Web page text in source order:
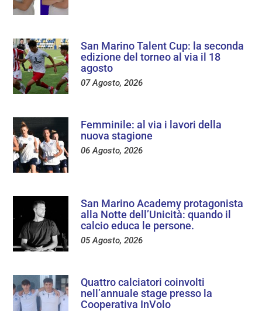
San Marino Talent Cup: la seconda
edizione del torneo al via il 18
agosto
07 Agosto, 2026
Femminile: al via i lavori della
nuova stagione
06 Agosto, 2026
San Marino Academy protagonista
alla Notte dell’Unicità: quando il
calcio educa le persone.
05 Agosto, 2026
Quattro calciatori coinvolti
nell’annuale stage presso la
Cooperativa InVolo